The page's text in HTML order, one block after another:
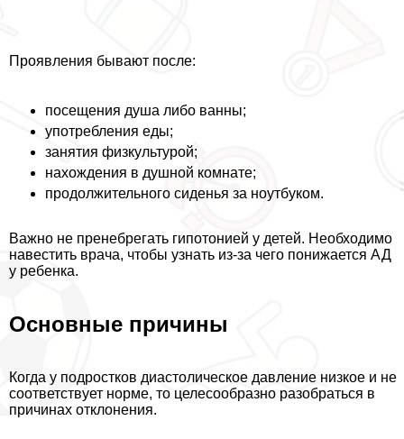
Проявления бывают после:
посещения душа либо ванны;
употрeбления еды;
занятия физкультурой;
нахождения в душной комнате;
продолжительного сиденья за ноутбуком.
Важно не пренебрегать гипотонией у детей. Необходимо
навестить врача, чтобы узнать из-за чего понижается АД
у ребенка.
Основные причины
Когда у подростков диастолическое давление низкое и не
соответствует норме, то целесообразно разобраться в
причинах отклонения.